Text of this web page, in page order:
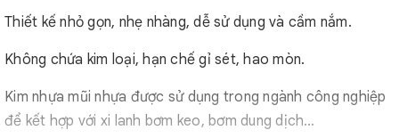
Thiết kế nhỏ gọn, nhẹ nhàng, dễ sử dụng và cầm nắm.
Không chứa kim loại, hạn chế gỉ sét, hao mòn.
Kim nhựa mũi nhựa được sử dụng trong ngành công nghiệp
để kết hợp với xi lanh bơm keo, bơm dung dịch…